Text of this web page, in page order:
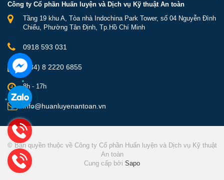
Công ty Cổ phần Huấn luyện và Dịch vụ Kỹ thuật An toàn
Tầng 19 khu A, Tòa nhà Indochina Park Tower, số 04 Nguyễn Đình
Chiểu, Phường Tân Định, Tp.Hồ Chí Minh
0918 593 031
(+84) 8 2220 6855
8h - 17h
info@huanluyenantoan.vn
© Bản quyền thuộc về Công ty Cổ phần Huấn luyện và Dịch vụ Kỹ thuật
An toàn
Cung cấp bởi Sapo